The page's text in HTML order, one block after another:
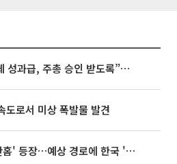
김정관 장관 “반도체 성과급, 주총 승인 받도록”…상법·자본시장법 개정 시사
도로서 미상 폭발물 발견
태풍 '돌핀' 이어 '찬홈' 등장…예상 경로에 한국 '한숨'